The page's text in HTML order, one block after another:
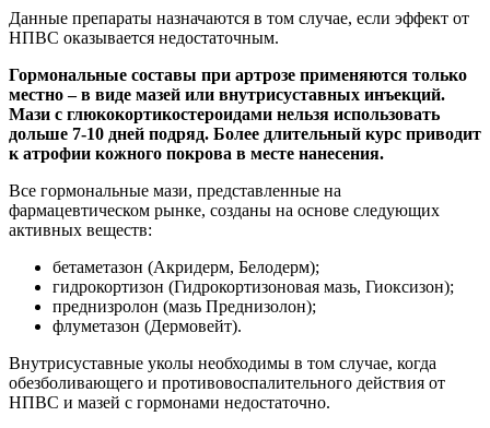
Данные препараты назначаются в том случае, если эффект от
НПВС оказывается недостаточным.
Гормональные составы при артрозе применяются только
местно – в виде мазей или внутрисуставных инъекций.
Мази с глюкокортикостероидами нельзя использовать
дольше 7-10 дней подряд. Более длительный курс приводит
к атрофии кожного покрова в месте нанесения.
Все гормональные мази, представленные на
фармацевтическом рынке, созданы на основе следующих
активных веществ:
бетаметазон (Акридерм, Белодерм);
гидрокортизон (Гидрокортизоновая мазь, Гиоксизон);
преднизролон (мазь Преднизолон);
флуметазон (Дермовейт).
Внутрисуставные уколы необходимы в том случае, когда
обезболивающего и противовоспалительного действия от
НПВС и мазей с гормонами недостаточно.